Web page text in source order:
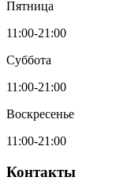
Пятница
11:00-21:00
Суббота
11:00-21:00
Воскресенье
11:00-21:00
Контакты